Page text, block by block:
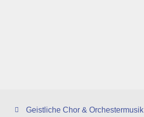
Geistliche Chor & Orchestermusik